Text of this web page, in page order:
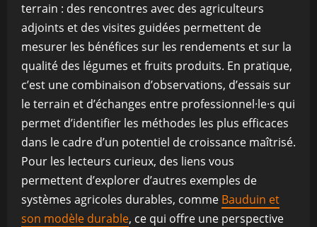
terrain : des rencontres avec des agriculteurs
adjoints et des visites guidées permettent de
mesurer les bénéfices sur les rendements et sur la
qualité des légumes et fruits produits. En pratique,
c’est une combinaison d’observations, d’essais sur
le terrain et d’échanges entre professionnel·le·s qui
permet d’identifier les méthodes les plus efficaces
dans le cadre d’un potentiel de croissance maîtrisé.
Pour les lecteurs curieux, des liens vous
permettent d’explorer d’autres exemples de
systèmes agricoles durables, comme Bauduin et
son modèle durable, ce qui offre une perspective